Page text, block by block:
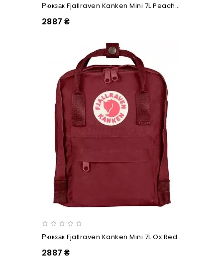
Рюкзак Fjallraven Kanken Mini 7L Peach Pink
2887 ₴
Рюкзак Fjallraven Kanken Mini 7L Ox Red
2887 ₴